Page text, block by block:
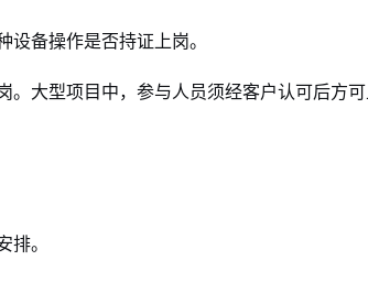
备操作是否持证上岗。
大型项目中，参与人员须经客户认可后方
。